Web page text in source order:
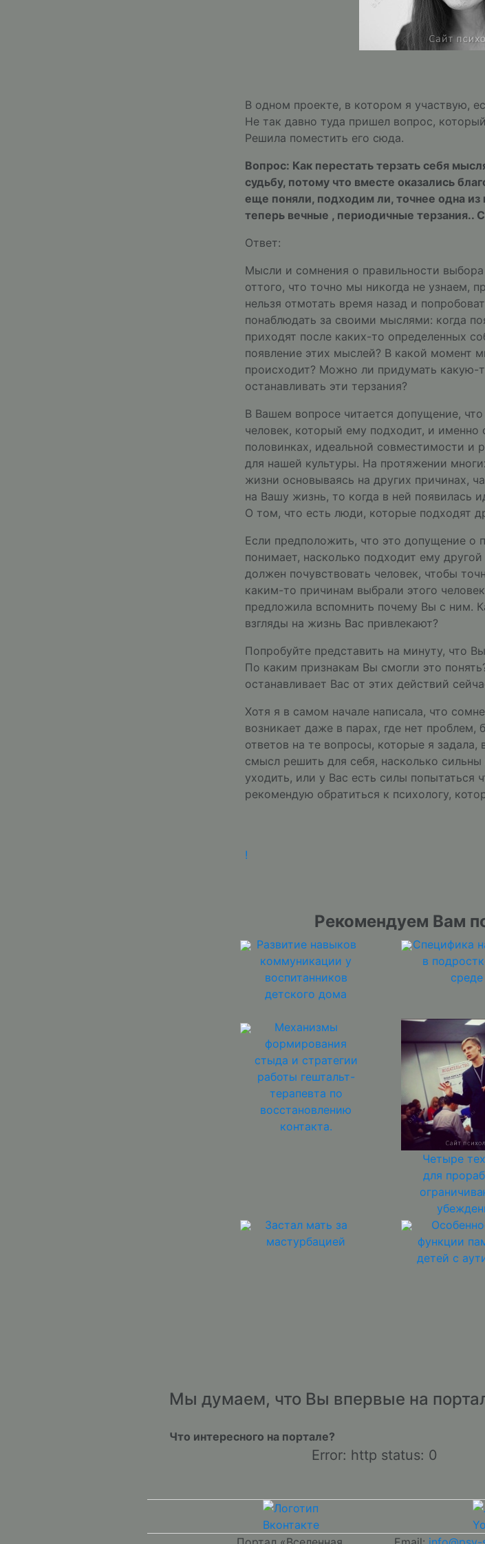
В одном проекте, в котором я участвую,
Не так давно туда пришел вопрос,
Решила поместить его сюда.
Вопрос: Как перестать терзать себя
судьбу, потому что вместе оказались
еще поняли, подходим ли, точнее одна из
теперь вечные , периодичные терзания..
Ответ:
Мысли и сомнения о правильности
оттого, что точно мы никогда не узнаем,
нельзя отмотать время назад и
понаблюдать за своими мыслями: когда
приходят после каких-то определенных
появление этих мыслей? В какой момент
происходит? Можно ли придумать какую-
останавливать эти терзания?
В Вашем вопросе читается допущение,
человек, который ему подходит, и
половинках, идеальной совместимости и
для нашей культуры. На протяжении
жизни основываясь на других причинах,
на Вашу жизнь, то когда в ней появилась
О том, что есть люди, которые подходят
Если предположить, что это допущение о
понимает, насколько подходит ему
должен почувствовать человек, чтобы
каким-то причинам выбрали этого
предложила вспомнить почему Вы с ним.
взгляды на жизнь Вас привлекают?
Попробуйте представить на минуту, что
По каким признакам Вы смогли это
останавливает Вас от этих действий
Хотя я в самом начале написала, что
возникает даже в парах, где нет
ответов на те вопросы, которые я
смысл решить для себя, насколько
уходить, или у Вас есть силы попытаться
рекомендую обратиться к психологу,
!
Рекомендуем Вам
Развитие навыков
коммуникации у
воспитанников
детского дома
Специфика
в
среде
Механизмы
формирования
стыда и стратегии
работы гештальт-
терапевта по
восстановлению
контакта.
Четыре
для
Застал мать за
мастурбацией
функции
детей с
Мы думаем, что Вы впервые на
Что интересного на портале?
Error: http status: 0